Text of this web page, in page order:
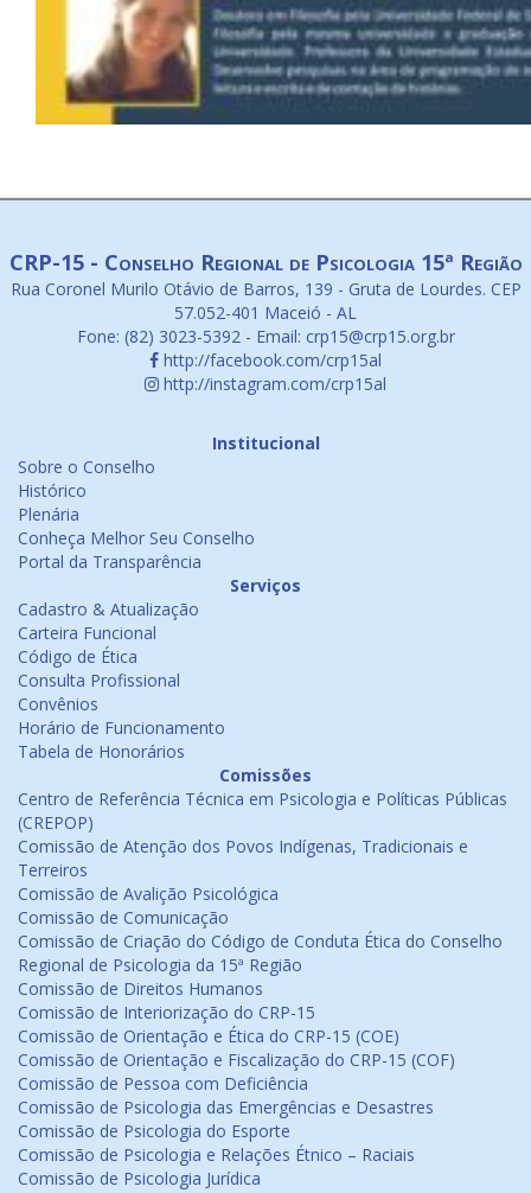
CRP-15 - Conselho Regional de Psicologia 15ª Região
Rua Coronel Murilo Otávio de Barros, 139 - Gruta de Lourdes. CEP
57.052-401 Maceió - AL
Fone: (82) 3023-5392 - Email: crp15@crp15.org.br
http://facebook.com/crp15al
http://instagram.com/crp15al
Institucional
Sobre o Conselho
Histórico
Plenária
Conheça Melhor Seu Conselho
Portal da Transparência
Serviços
Cadastro & Atualização
Carteira Funcional
Código de Ética
Consulta Profissional
Convênios
Horário de Funcionamento
Tabela de Honorários
Comissões
Centro de Referência Técnica em Psicologia e Políticas Públicas
(CREPOP)
Comissão de Atenção dos Povos Indígenas, Tradicionais e
Terreiros
Comissão de Avalição Psicológica
Comissão de Comunicação
Comissão de Criação do Código de Conduta Ética do Conselho
Regional de Psicologia da 15ª Região
Comissão de Direitos Humanos
Comissão de Interiorização do CRP-15
Comissão de Orientação e Ética do CRP-15 (COE)
Comissão de Orientação e Fiscalização do CRP-15 (COF)
Comissão de Pessoa com Deficiência
Comissão de Psicologia das Emergências e Desastres
Comissão de Psicologia do Esporte
Comissão de Psicologia e Relações Étnico – Raciais
Comissão de Psicologia Jurídica